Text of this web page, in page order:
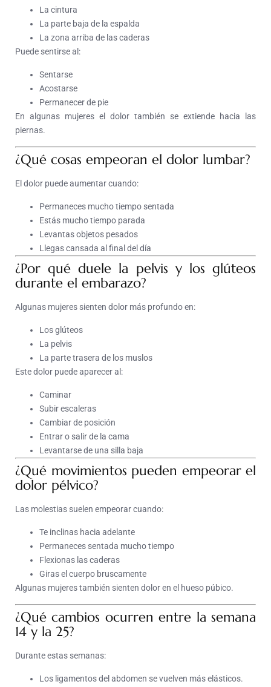
La cintura
La parte baja de la espalda
La zona arriba de las caderas
Puede sentirse al:
Sentarse
Acostarse
Permanecer de pie
En algunas mujeres el dolor también se extiende hacia las
piernas.
¿Qué cosas empeoran el dolor lumbar?
El dolor puede aumentar cuando:
Permaneces mucho tiempo sentada
Estás mucho tiempo parada
Levantas objetos pesados
Llegas cansada al final del día
¿Por qué duele la pelvis y los glúteos
durante el embarazo?
Algunas mujeres sienten dolor más profundo en:
Los glúteos
La pelvis
La parte trasera de los muslos
Este dolor puede aparecer al:
Caminar
Subir escaleras
Cambiar de posición
Entrar o salir de la cama
Levantarse de una silla baja
¿Qué movimientos pueden empeorar el
dolor pélvico?
Las molestias suelen empeorar cuando:
Te inclinas hacia adelante
Permaneces sentada mucho tiempo
Flexionas las caderas
Giras el cuerpo bruscamente
Algunas mujeres también sienten dolor en el hueso púbico.
¿Qué cambios ocurren entre la semana
14 y la 25?
Durante estas semanas:
Los ligamentos del abdomen se vuelven más elásticos.